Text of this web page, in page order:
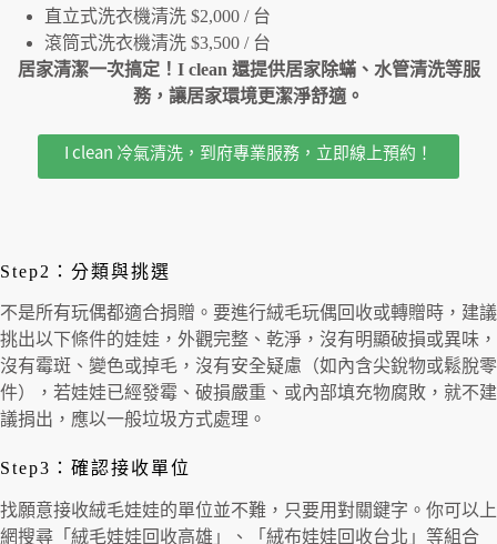
直立式洗衣機清洗 $2,000 / 台
滾筒式洗衣機清洗 $3,500 / 台
居家清潔一次搞定！I clean 還提供居家除蟎、水管清洗等服
務，讓居家環境更潔淨舒適。
I clean 冷氣清洗，到府專業服務，立即線上預約！
Step2：分類與挑選
不是所有玩偶都適合捐贈。要進行絨毛玩偶回收或轉贈時，建議
挑出以下條件的娃娃，外觀完整、乾淨，沒有明顯破損或異味，
沒有霉斑、變色或掉毛，沒有安全疑慮（如內含尖銳物或鬆脫零
件），若娃娃已經發霉、破損嚴重、或內部填充物腐敗，就不建
議捐出，應以一般垃圾方式處理。
Step3：確認接收單位
找願意接收絨毛娃娃的單位並不難，只要用對關鍵字。你可以上
網搜尋「絨毛娃娃回收高雄」、「絨布娃娃回收台北」等組合